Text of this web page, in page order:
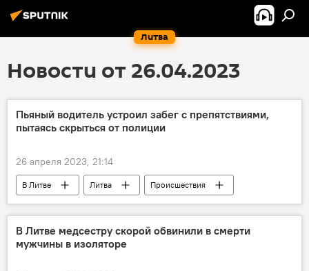
Литва
Новости от 26.04.2023
Пьяный водитель устроил забег с препятствиями,
пытаясь скрыться от полиции
26 апреля 2023, 21:14
В Литве Литва
Происшествия
Паневежис
полиция Литвы
В Литве медсестру скорой обвинили в смерти
мужчины в изоляторе